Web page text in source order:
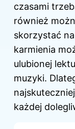
czasami
również
skorzystać
karmienia
ulubionej
muzyki.
każdej